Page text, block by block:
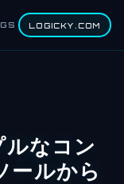
LOGICKY.COM
なコン
ールから